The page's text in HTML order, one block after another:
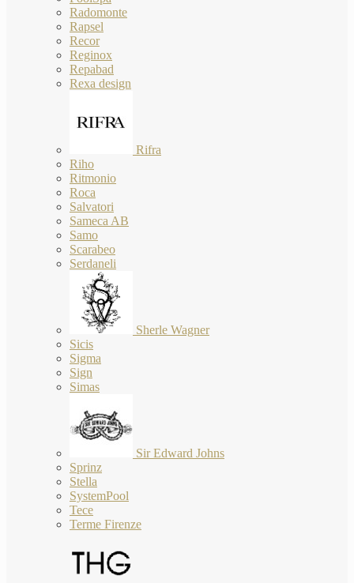
Radomonte
Rapsel
Recor
Reginox
Repabad
Rexa design
Rifra
Riho
Ritmonio
Roca
Salvatori
Sameca AB
Samo
Scarabeo
Serdaneli
Sherle Wagner
Sicis
Sigma
Sign
Simas
Sir Edward Johns
Sprinz
Stella
SystemPool
Tece
Terme Firenze